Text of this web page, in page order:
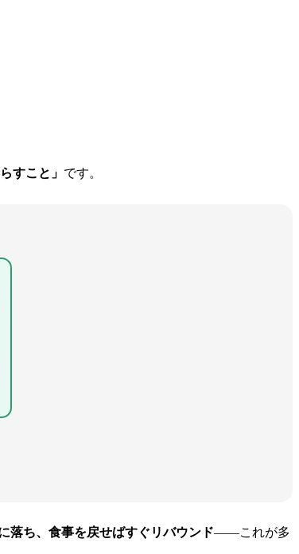
すこと」 です。
落ち、食事を戻せばすぐリバウンド——これが多